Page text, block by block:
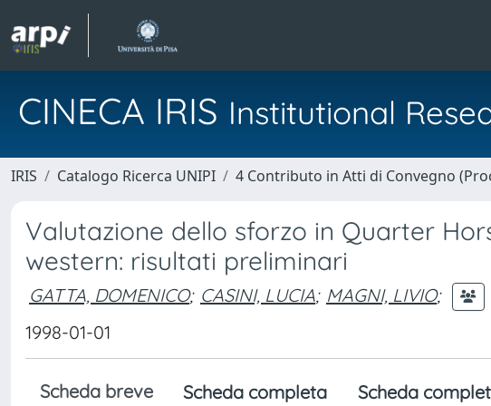
CINECA IRIS Institutional
IRIS Catalogo Ricerca UNIPI 4 Contributo in Atti di Convegno
Valutazione dello sforzo in Quarter
western: risultati preliminari
GATTA, DOMENICO; CASINI, LUCIA; MAGNI, LIVIO;
1998-01-01
Scheda breve Scheda completa Scheda